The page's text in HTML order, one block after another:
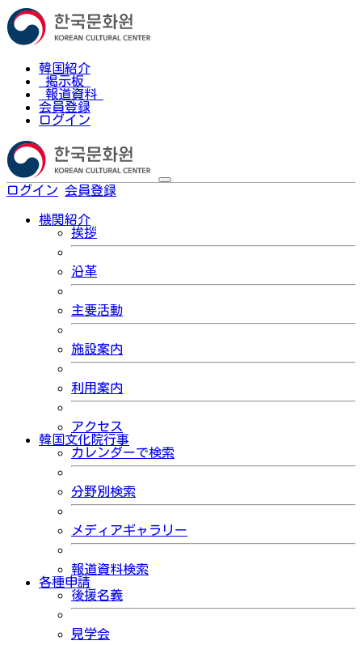
韓国紹介
掲示板
報道資料
会員登録
ログイン
ログイン 会員登録
機関紹介
挨拶
沿革
主要活動
施設案内
利用案内
アクセス
韓国文化院行事
カレンダーで検索
分野別検索
メディアギャラリー
報道資料検索
各種申請
後援名義
見学会